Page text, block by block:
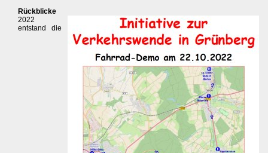
Rückblicke
2022
entstand die